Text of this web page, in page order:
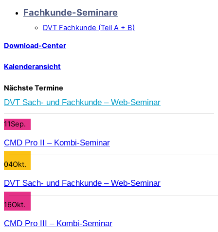
Fachkunde-Seminare
DVT Fachkunde (Teil A + B)
Download-Center
Kalenderansicht
Nächste Termine
DVT Sach- und Fachkunde – Web-Seminar
11Sep.
CMD Pro II – Kombi-Seminar
04Okt.
DVT Sach- und Fachkunde – Web-Seminar
16Okt.
CMD Pro III – Kombi-Seminar